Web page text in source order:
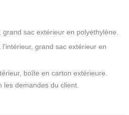
sac extérieur en polyéthylène.
grand sac extérieur en
boîte en carton extérieure.
les demandes du client.